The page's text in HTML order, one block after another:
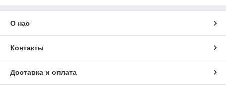
О нас
Контакты
Доставка и оплата